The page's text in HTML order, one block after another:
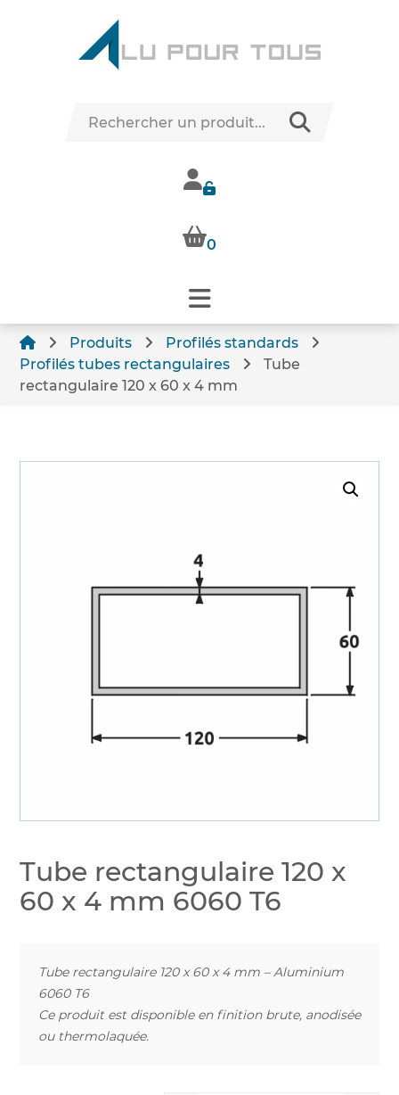
0
Produits
Profilés standards
Profilés tubes rectangulaires
Tube
rectangulaire 120 x 60 x 4 mm
Tube rectangulaire 120 x
60 x 4 mm 6060 T6
Tube rectangulaire 120 x 60 x 4 mm – Aluminium
6060 T6
Ce produit est disponible en finition brute, anodisée
ou thermolaquée.